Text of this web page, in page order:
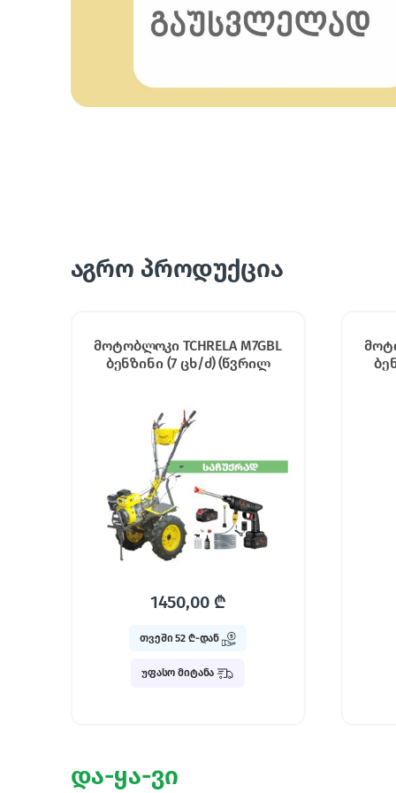
აგრო პროდუქცია
მოტობლოკი TCHRELA M7GBC
ბენზინი (7 ცხ/ძ) (მსხვილ
1600,00₾
თვეში 57 ₾-დან
და-ყა-ვი